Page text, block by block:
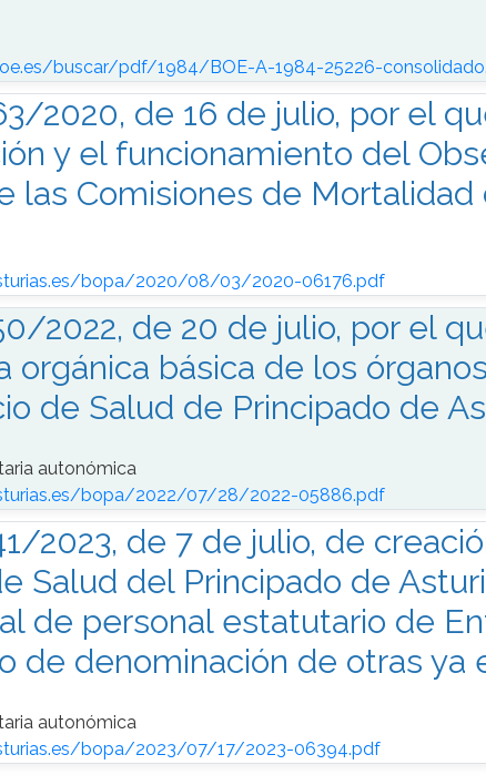
buscar/pdf/1984/BOE-A-1984-25226-
2020, de 16 de julio, por el
y el funcionamiento del
las Comisiones de Mortalidad
bopa/2020/08/03/2020-06176.pdf
2022, de 20 de julio, por el
orgánica básica de los
de Salud de Principado de
autonómica
bopa/2022/07/28/2022-05886.pdf
2023, de 7 de julio, de
Salud del Principado de
de personal estatutario de
de denominación de otras ya
autonómica
bopa/2023/07/17/2023-06394.pdf